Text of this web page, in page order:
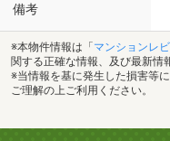
備考
※本物件情報は「 マンションレ
関する正確な情報、及び最新情
※当情報を基に発生した損害等
ご理解の上ご利用ください。